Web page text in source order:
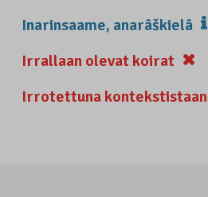
Inarinsaame, anarâškielâ
Irrallaan olevat koirat
Irrotettuna kontekstistaan